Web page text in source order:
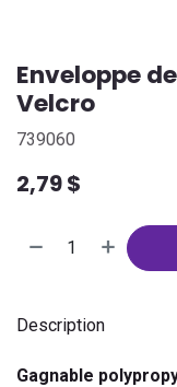
Enveloppe
Velcro
739060
2,79$
Description
Gagnable